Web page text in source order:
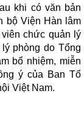
khi có văn bản
bộ Viện Hàn lâm
chức quản lý
phòng do Tổng
bổ nhiệm, miễn
ý của Ban Tổ
Việt Nam.